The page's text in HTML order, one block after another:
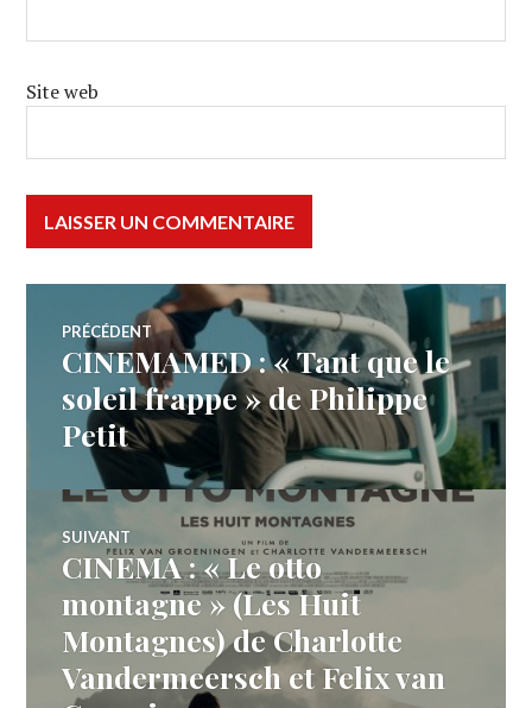
Site web
Navigation
de
l’article
PRÉCÉDENT
Article
précédent :
CINEMAMED : « Tant que le
soleil frappe » de Philippe
Petit
SUIVANT
Article
Suivant:
CINEMA : « Le otto
montagne » (Les Huit
Montagnes) de Charlotte
Vandermeersch et Felix van